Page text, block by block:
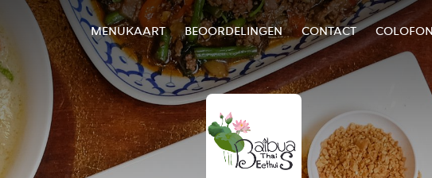
MENUKAART BEOORDELINGEN CONTACT